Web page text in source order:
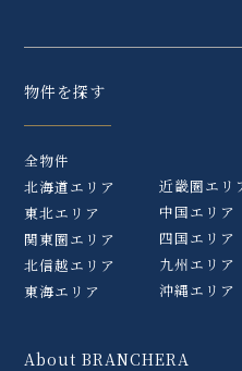
【速報】おかげさまで
「プラウド自由が丘ヒ
ジを公開いたしました。
2025.09.06
物件を探す
全物件
北海道エリア
東北エリア
関東圏エリア
北信越エリア
東海エリア
近畿圏エリ
中国エリア
四国エリア
九州エリア
沖縄エリア
About BRANCHERA